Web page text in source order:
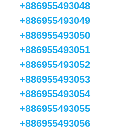
+886955493048
+886955493049
+886955493050
+886955493051
+886955493052
+886955493053
+886955493054
+886955493055
+886955493056